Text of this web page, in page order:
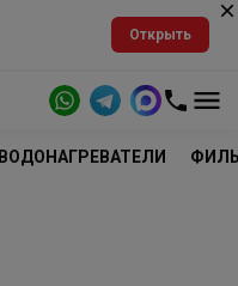
Открыть
ВОДОНАГРЕВАТЕЛИ